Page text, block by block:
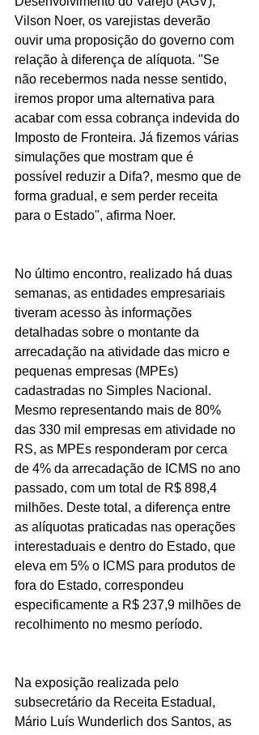
Vilson Noer, os varejistas deverão
ouvir uma proposição do governo com
relação à diferença de alíquota. "Se
não recebermos nada nesse sentido,
iremos propor uma alternativa para
acabar com essa cobrança indevida do
Imposto de Fronteira. Já fizemos várias
simulações que mostram que é
possível reduzir a Difa?, mesmo que de
forma gradual, e sem perder receita
para o Estado", afirma Noer.
No último encontro, realizado há duas
semanas, as entidades empresariais
tiveram acesso às informações
detalhadas sobre o montante da
arrecadação na atividade das micro e
pequenas empresas (MPEs)
cadastradas no Simples Nacional.
Mesmo representando mais de 80%
das 330 mil empresas em atividade no
RS, as MPEs responderam por cerca
de 4% da arrecadação de ICMS no ano
passado, com um total de R$ 898,4
milhões. Deste total, a diferença entre
as alíquotas praticadas nas operações
interestaduais e dentro do Estado, que
eleva em 5% o ICMS para produtos de
fora do Estado, correspondeu
especificamente a R$ 237,9 milhões de
recolhimento no mesmo período.
Na exposição realizada pelo
subsecretário da Receita Estadual,
Mário Luís Wunderlich dos Santos, as